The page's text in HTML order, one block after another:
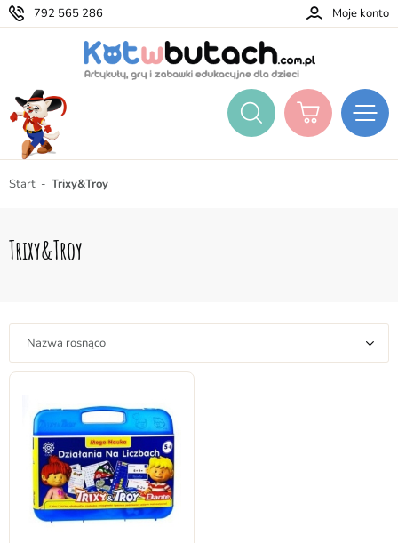
792 565 286 Moje konto
Start Trixy&Troy
Trixy&Troy
Nazwa rosnąco